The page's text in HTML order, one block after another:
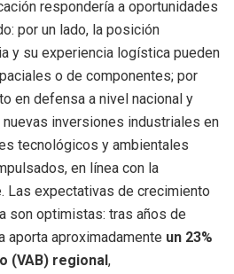
respondería a oportunidades
por un lado, la posición
y su experiencia logística pueden
o de componentes; por
en defensa a nivel nacional y
inversiones industriales en
tecnológicos y ambientales
en línea con la
Las expectativas de crecimiento
son optimistas: tras años de
aporta aproximadamente un 23%
(VAB) regional,